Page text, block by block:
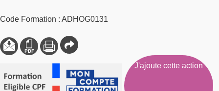
Code Formation : ADHOG0131
J'ajoute cette action